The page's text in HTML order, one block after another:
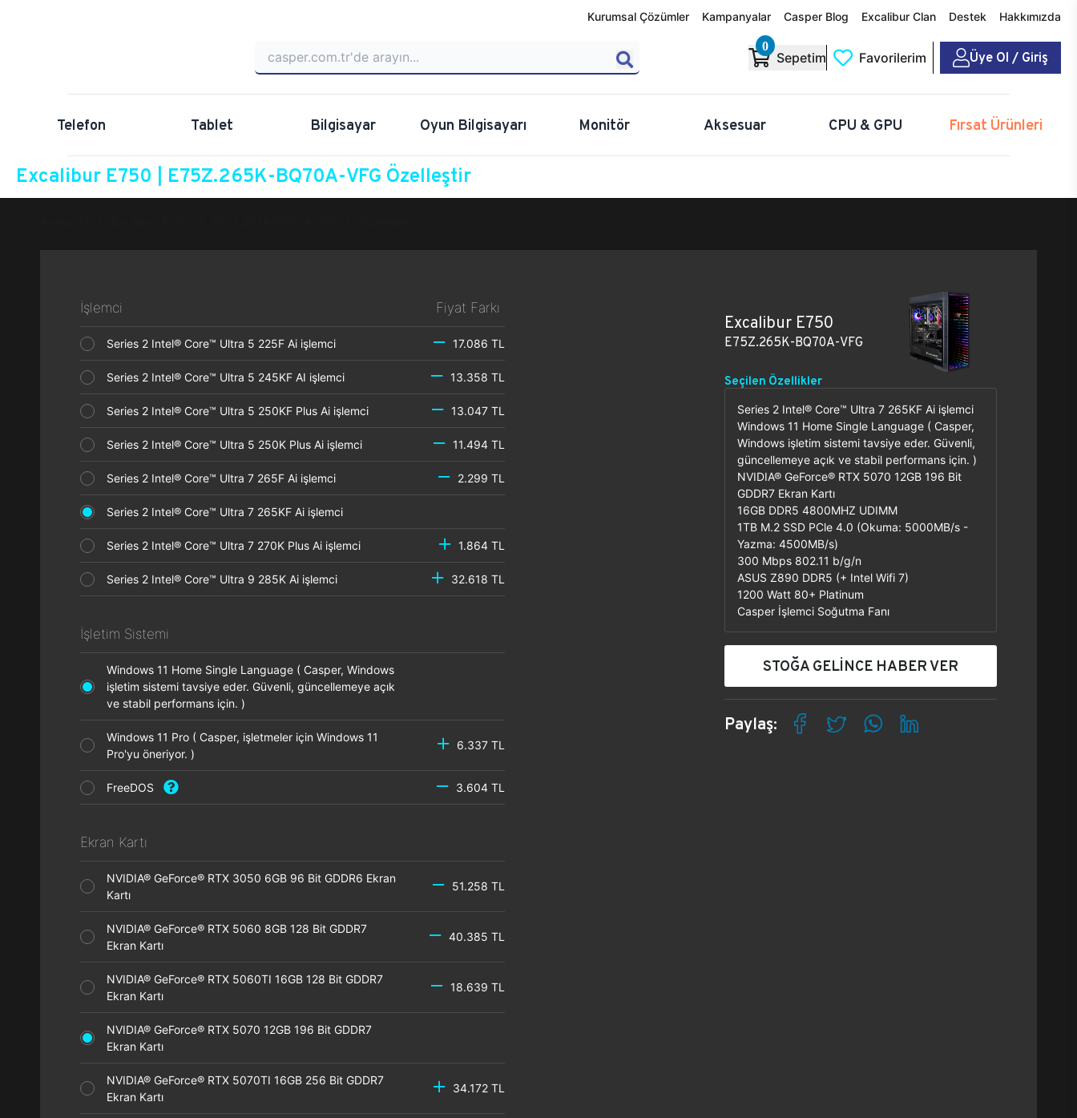
Kurumsal Çözümler Kampanyalar Casper Blog Excalibur Clan Destek Hakkımızda
0
Sepetim Favorilerim Üye Ol / Giriş
Telefon Tablet Bilgisayar Oyun Bilgisayarı Monitör Aksesuar CPU & GPU Fırsat Ürünleri
Excalibur E750 | E75Z.265K-BQ70A-VFG Özelleştir
İşlemci Fiyat Farkı
Series 2 Intel® Core™ Ultra 5 225F Ai işlemci 17.086 TL
Series 2 Intel® Core™ Ultra 5 245KF AI işlemci 13.358 TL
Series 2 Intel® Core™ Ultra 5 250KF Plus Ai işlemci 13.047 TL
Series 2 Intel® Core™ Ultra 5 250K Plus Ai işlemci 11.494 TL
Series 2 Intel® Core™ Ultra 7 265F Ai işlemci 2.299 TL
Series 2 Intel® Core™ Ultra 7 265KF Ai işlemci
Series 2 Intel® Core™ Ultra 7 270K Plus Ai işlemci 1.864 TL
Series 2 Intel® Core™ Ultra 9 285K Ai işlemci 32.618 TL
İşletim Sistemi
Windows 11 Home Single Language ( Casper, Windows
işletim sistemi tavsiye eder. Güvenli, güncellemeye açık
ve stabil performans için. )
Windows 11 Pro ( Casper, işletmeler için Windows 11
Pro'yu öneriyor. )
6.337 TL
FreeDOS 3.604 TL
Ekran Kartı
NVIDIA® GeForce® RTX 3050 6GB 96 Bit GDDR6 Ekran
Kartı
51.258 TL
NVIDIA® GeForce® RTX 5060 8GB 128 Bit GDDR7
Ekran Kartı
40.385 TL
NVIDIA® GeForce® RTX 5060TI 16GB 128 Bit GDDR7
Ekran Kartı
18.639 TL
NVIDIA® GeForce® RTX 5070 12GB 196 Bit GDDR7
Ekran Kartı
NVIDIA® GeForce® RTX 5070TI 16GB 256 Bit GDDR7
Ekran Kartı
34.172 TL
Excalibur E750
E75Z.265K-BQ70A-VFG
Seçilen Özellikler
Series 2 Intel® Core™ Ultra 7 265KF Ai işlemci
Windows 11 Home Single Language ( Casper,
Windows işletim sistemi tavsiye eder. Güvenli,
güncellemeye açık ve stabil performans için. )
NVIDIA® GeForce® RTX 5070 12GB 196 Bit
GDDR7 Ekran Kartı
16GB DDR5 4800MHZ UDIMM
1TB M.2 SSD PCle 4.0 (Okuma: 5000MB/s -
Yazma: 4500MB/s)
300 Mbps 802.11 b/g/n
ASUS Z890 DDR5 (+ Intel Wifi 7)
1200 Watt 80+ Platinum
Casper İşlemci Soğutma Fanı
STOĞA GELİNCE HABER VER
Paylaş: